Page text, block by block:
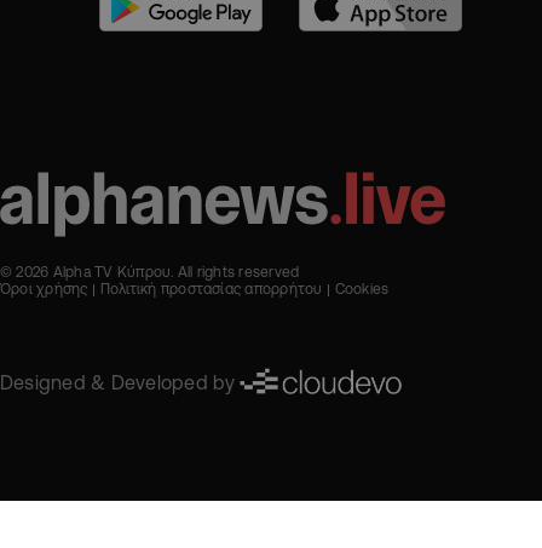
© 2026 Alpha TV Κύπρου. All rights reserved
Όροι χρήσης
Πολιτική προστασίας απορρήτου Cookies
Designed & Developed by